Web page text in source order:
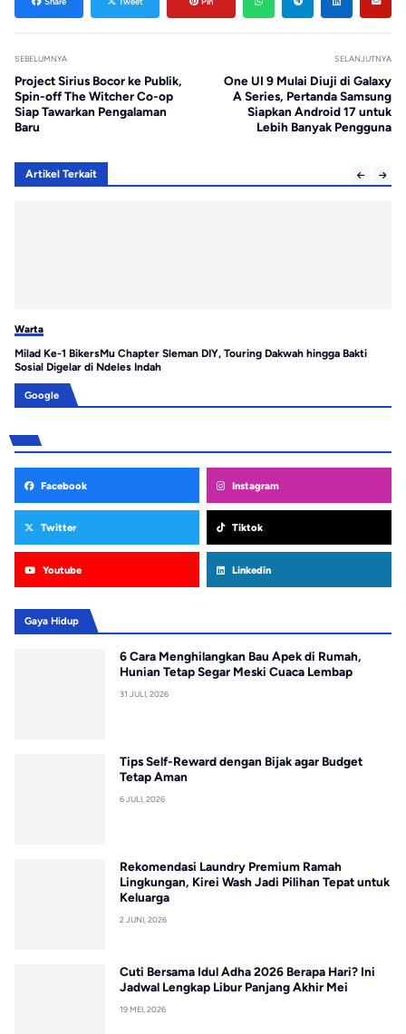
SEBELUMNYA
Project Sirius Bocor ke Publik,
Spin-off The Witcher Co-op
Siap Tawarkan Pengalaman
Baru
SELANJUTNYA
One UI 9 Mulai Diuji di Galaxy
A Series, Pertanda Samsung
Siapkan Android 17 untuk
Lebih Banyak Pengguna
Artikel Terkait
Warta
Milad Ke-1 BikersMu Chapter Sleman DIY, Touring Dakwah hingga Bakti
Sosial Digelar di Ndeles Indah
Google
Facebook Instagram
Twitter Tiktok
Youtube Linkedin
Gaya Hidup
6 Cara Menghilangkan Bau Apek di Rumah,
Hunian Tetap Segar Meski Cuaca Lembap
31 JULI, 2026
Tips Self-Reward dengan Bijak agar Budget
Tetap Aman
6 JULI, 2026
Rekomendasi Laundry Premium Ramah
Lingkungan, Kirei Wash Jadi Pilihan Tepat untuk
Keluarga
2 JUNI, 2026
Cuti Bersama Idul Adha 2026 Berapa Hari? Ini
Jadwal Lengkap Libur Panjang Akhir Mei
19 MEI, 2026